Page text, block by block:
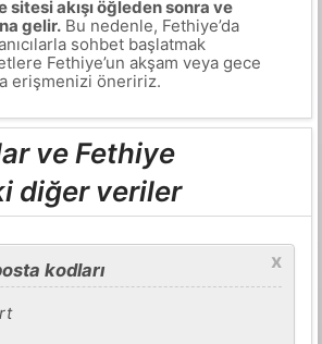
akışı öğleden sonra ve
gelir.Bu nedenle, Fethiye’da
sohbet başlatmak
Fethiye’un akşam veya gece
erişmenizi öneririz.
ve Fethiye
diğer veriler
x
kodları